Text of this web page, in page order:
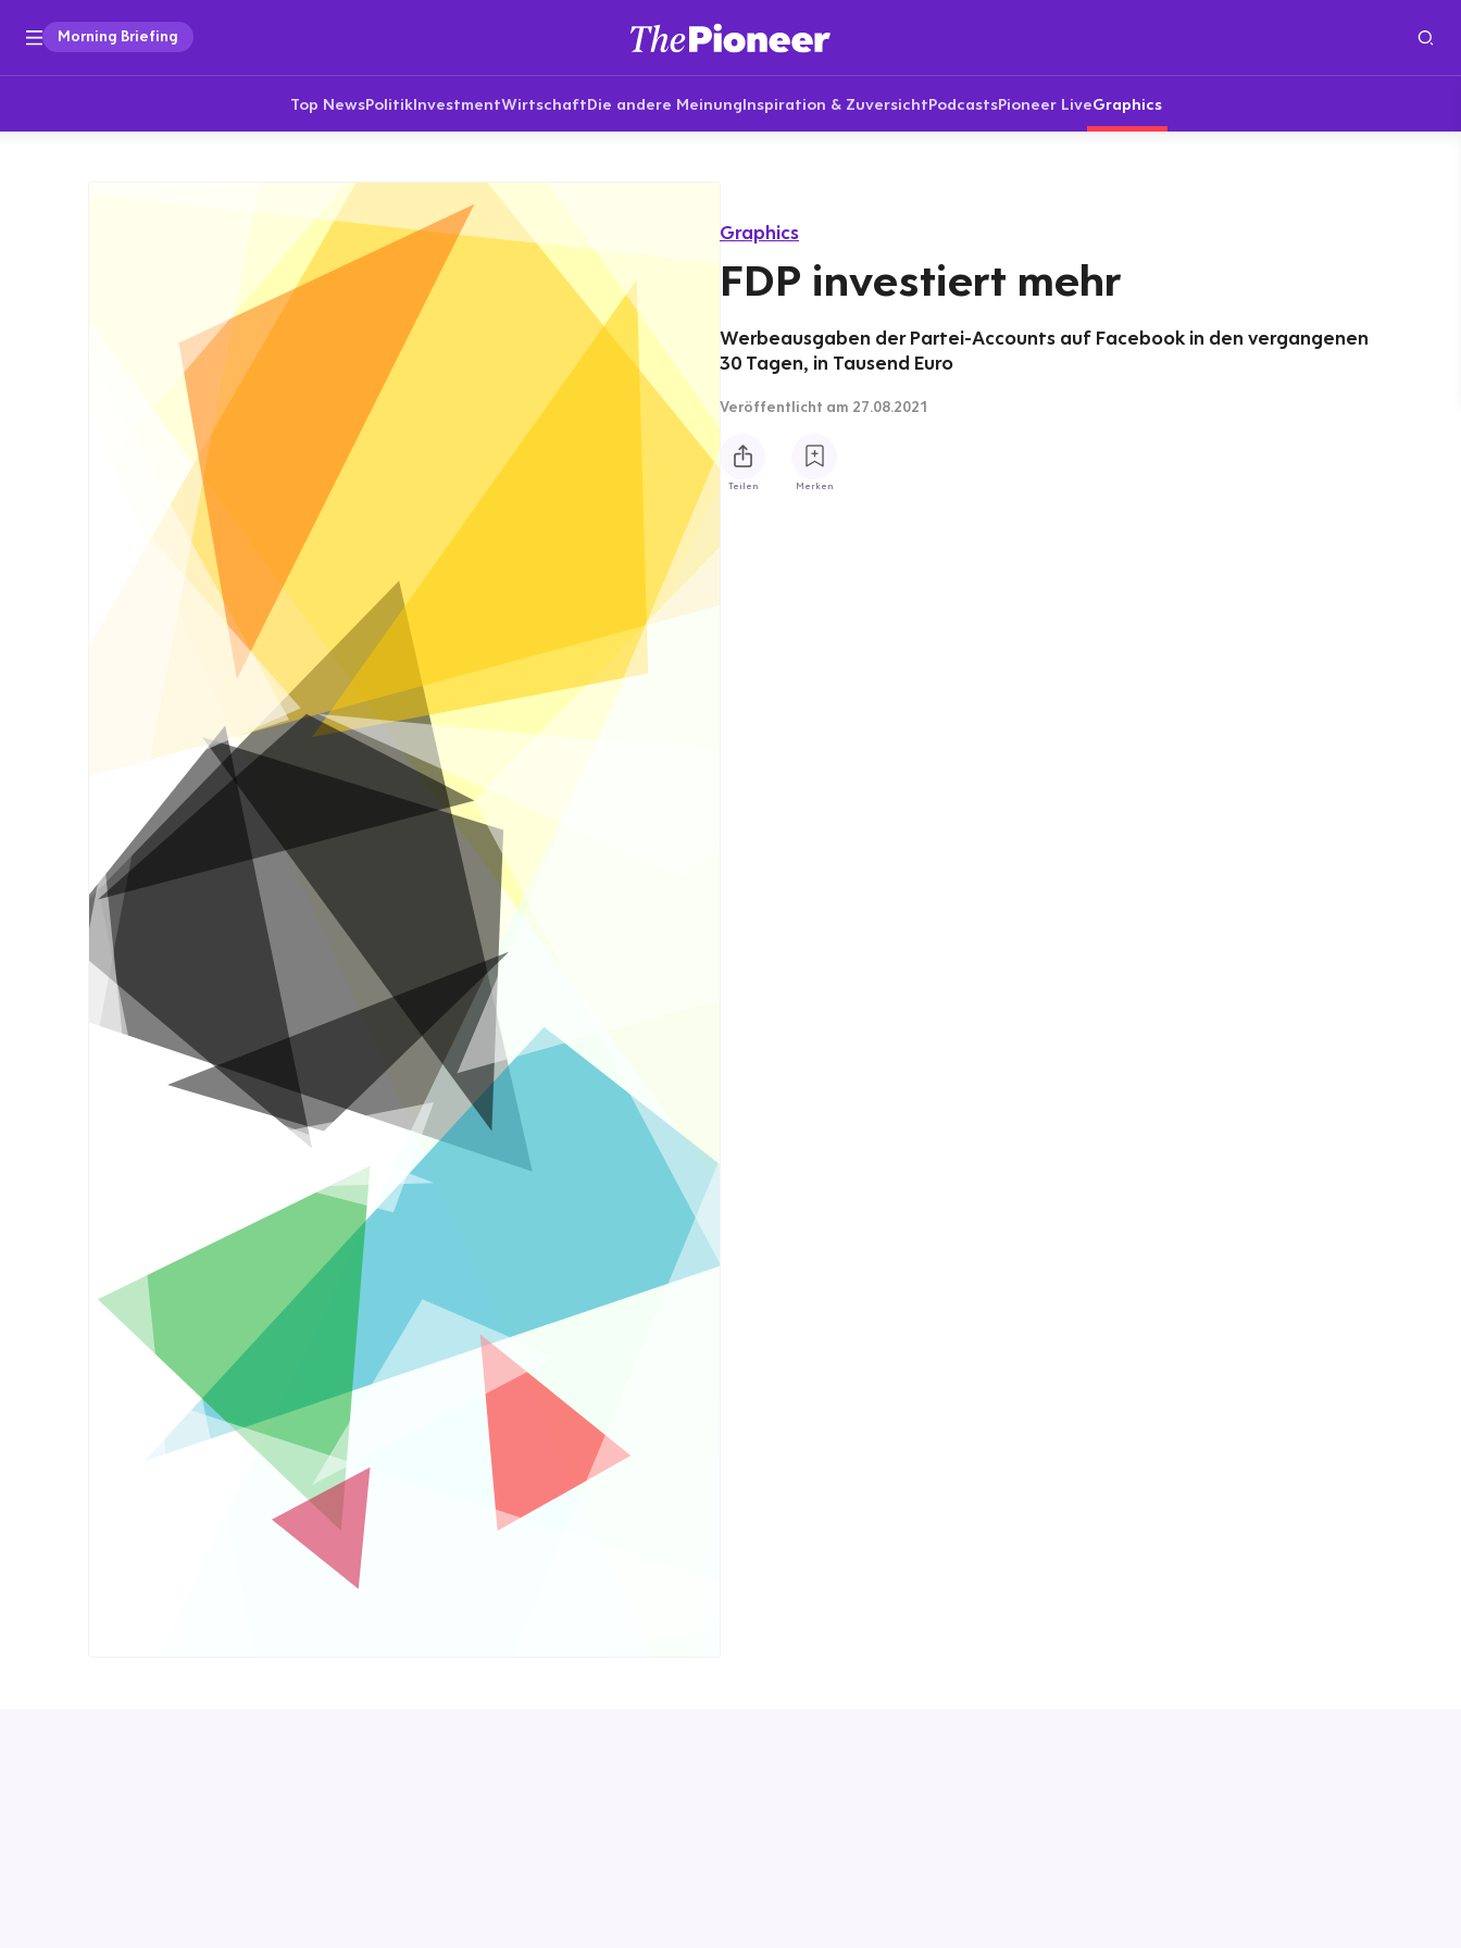
Morning Briefing
Top NewsPolitikInvestmentWirtschaftDie andere MeinungInspiration & ZuversichtPodcastsPioneer LiveGraphics
Graphics
FDP investiert mehr
Werbeausgaben der Partei-Accounts auf Facebook in den vergangenen
30 Tagen, in Tausend Euro
Veröffentlicht am 27.08.2021
Teilen Merken